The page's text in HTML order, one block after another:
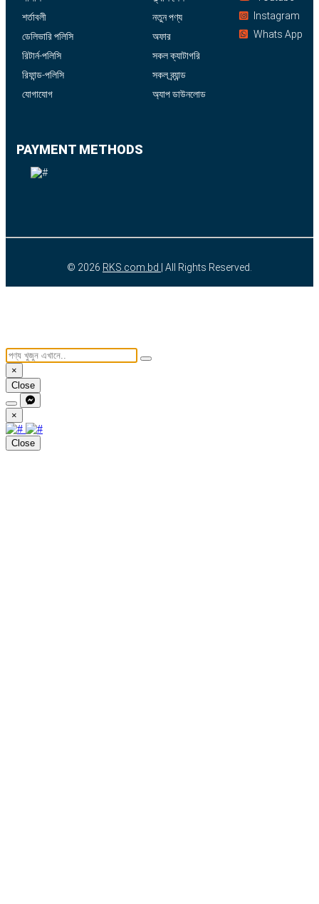
শর্তাবলী
ডেলিভারি পলিসি
রিটার্ন-পলিসি
রিফান্ড-পলিসি
যোগাযোগ
নতুন পণ্য
অফার
সকল ক্যাটাগরি
সকল ব্র্যান্ড
অ্যাপ ডাউনলোড
Instagram
Whats App
PAYMENT METHODS
© 2026 RKS.com.bd | All Rights Reserved.
×
Close
×
Close